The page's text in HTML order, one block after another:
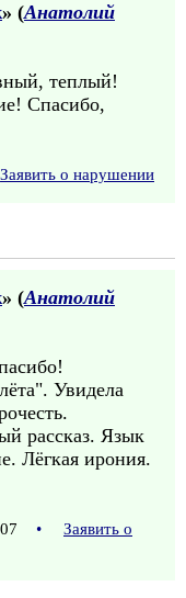
» (Анатолий
теплый!
Спасибо,
Заявить о нарушении
» (Анатолий
Увидела
рассказ. Язык
Лёгкая ирония.
•
Заявить о